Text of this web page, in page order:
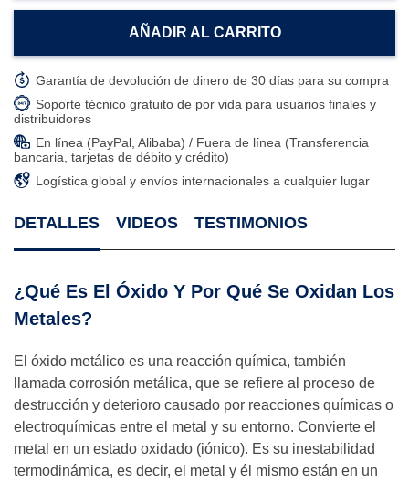
AÑADIR AL CARRITO
Garantía de devolución de dinero de 30 días para su compra
Soporte técnico gratuito de por vida para usuarios finales y
distribuidores
En línea (PayPal, Alibaba) / Fuera de línea (Transferencia
bancaria, tarjetas de débito y crédito)
Logística global y envíos internacionales a cualquier lugar
DETALLES VIDEOS TESTIMONIOS
¿Qué Es El Óxido Y Por Qué Se Oxidan Los
Metales?
El óxido metálico es una reacción química, también
llamada corrosión metálica, que se refiere al proceso de
destrucción y deterioro causado por reacciones químicas o
electroquímicas entre el metal y su entorno. Convierte el
metal en un estado oxidado (iónico). Es su inestabilidad
termodinámica, es decir, el metal y él mismo están en un